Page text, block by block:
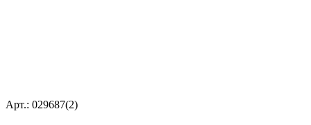
Арт.: 029687(2)